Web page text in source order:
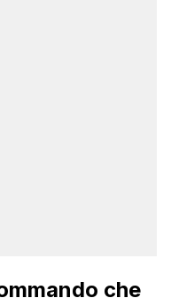
che